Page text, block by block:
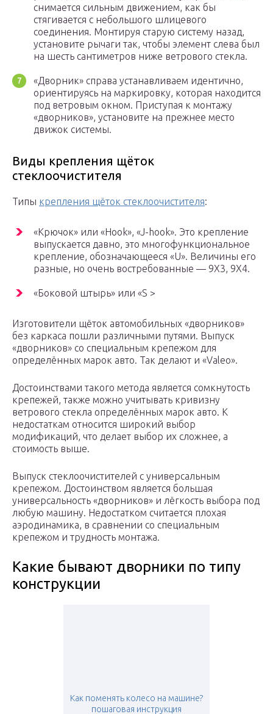
снимается сильным движением, как бы
стягивается с небольшого шлицевого
соединения. Монтируя старую систему назад,
установите рычаги так, чтобы элемент слева был
на шесть сантиметров ниже ветрового стекла.
«Дворник» справа устанавливаем идентично,
ориентируясь на маркировку, которая находится
под ветровым окном. Приступая к монтажу
«дворников», установите на прежнее место
движок системы.
Виды крепления щёток
стеклоочистителя
Типы крепления щёток стеклоочистителя:
«Крючок» или «Hook», «J-hook». Это крепление
выпускается давно, это многофункциональное
крепление, обозначающееся «U». Величины его
разные, но очень востребованные — 9Х3, 9Х4.
«Боковой штырь» или «S >
Изготовители щёток автомобильных «дворников»
без каркаса пошли различными путями. Выпуск
«дворников» со специальным крепежом для
определённых марок авто. Так делают и «Valeo».
Достоинствами такого метода является сомкнутость
крепежей, также можно учитывать кривизну
ветрового стекла определённых марок авто. К
недостаткам относится широкий выбор
модификаций, что делает выбор их сложнее, а
стоимость выше.
Выпуск стеклоочистителей с универсальным
крепежом. Достоинством является большая
универсальность «дворников» и лёгкость выбора под
любую машину. Недостатком считается плохая
аэродинамика, в сравнении со специальным
крепежом и трудность монтажа.
Какие бывают дворники по типу
конструкции
Как поменять колесо на машине?
пошаговая инструкция